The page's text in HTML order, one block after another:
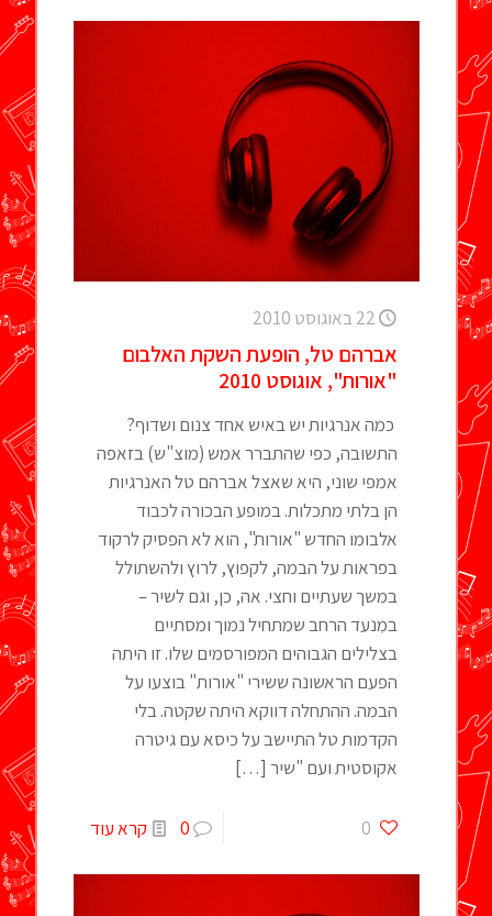
22 באוגוסט 2010
אברהם טל, הופעת השקת האלבום
"אורות", אוגוסט 2010
כמה אנרגיות יש באיש אחד צנום ושדוף?
התשובה, כפי שהתברר אמש (מוצ"ש) בזאפה
אמפי שוני, היא שאצל אברהם טל האנרגיות
הן בלתי מתכלות. במופע הבכורה לכבוד
אלבומו החדש "אורות", הוא לא הפסיק לרקוד
בפראות על הבמה, לקפוץ, לרוץ ולהשתולל
במשך שעתיים וחצי. אה, כן, וגם לשיר –
במִנעד הרחב שמתחיל נמוך ומסתיים
בצלילים הגבוהים המפורסמים שלו. זו היתה
הפעם הראשונה ששירי "אורות" בוצעו על
הבמה. ההתחלה דווקא היתה שקטה. בלי
הקדמות טל התיישב על כיסא עם גיטרה
אקוסטית ועם "שיר […]
0
0 קרא עוד